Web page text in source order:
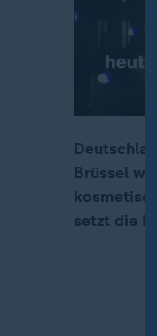
00:16
Brüssel
setzt die EU.